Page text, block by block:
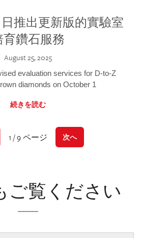
日推出更新版的實驗室
育鑽石服務
August 25, 2025
evaluation services for D-to-Z
diamonds on October 1
続きを読む
1 / 9 ページ 次へ
ご覧ください